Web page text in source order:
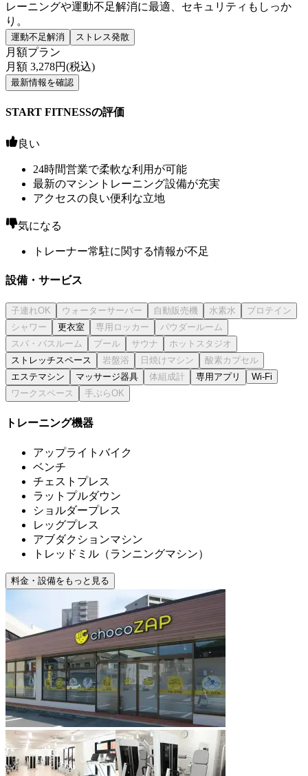
レーニングや運動不足解消に最適、セキュリティもしっか
り。
運動不足解消 ストレス発散
月額プラン
月額 3,278円(税込)
最新情報を確認
START FITNESSの評価
良い
24時間営業で柔軟な利用が可能
最新のマシントレーニング設備が充実
アクセスの良い便利な立地
気になる
トレーナー常駐に関する情報が不足
設備・サービス
更衣室
ストレッチスペース
エステマシン
マッサージ器具 専用アプリ Wi-Fi
トレーニング機器
アップライトバイク
ベンチ
チェストプレス
ラットプルダウン
ショルダープレス
レッグプレス
アブダクションマシン
トレッドミル（ランニングマシン）
料金・設備をもっと見る